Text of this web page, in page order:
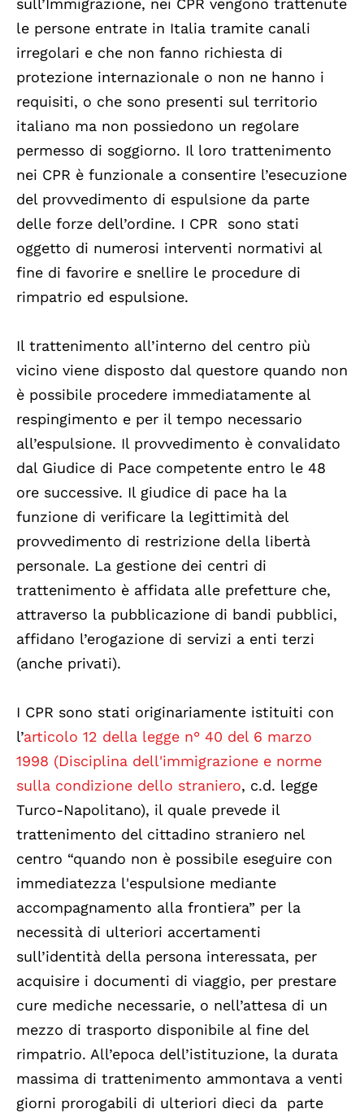
sull’Immigrazione, nei CPR vengono trattenute
le persone entrate in Italia tramite canali
irregolari e che non fanno richiesta di
protezione internazionale o non ne hanno i
requisiti, o che sono presenti sul territorio
italiano ma non possiedono un regolare
permesso di soggiorno. Il loro trattenimento
nei CPR è funzionale a consentire l’esecuzione
del provvedimento di espulsione da parte
delle forze dell’ordine. I CPR sono stati
oggetto di numerosi interventi normativi al
fine di favorire e snellire le procedure di
rimpatrio ed espulsione.
Il trattenimento all’interno del centro più
vicino viene disposto dal questore quando non
è possibile procedere immediatamente al
respingimento e per il tempo necessario
all’espulsione. Il provvedimento è convalidato
dal Giudice di Pace competente entro le 48
ore successive. Il giudice di pace ha la
funzione di verificare la legittimità del
provvedimento di restrizione della libertà
personale. La gestione dei centri di
trattenimento è affidata alle prefetture che,
attraverso la pubblicazione di bandi pubblici,
affidano l’erogazione di servizi a enti terzi
(anche privati).
I CPR sono stati originariamente istituiti con
l’articolo 12 della legge n° 40 del 6 marzo
1998 (Disciplina dell'immigrazione e norme
sulla condizione dello straniero, c.d. legge
Turco-Napolitano), il quale prevede il
trattenimento del cittadino straniero nel
centro “quando non è possibile eseguire con
immediatezza l'espulsione mediante
accompagnamento alla frontiera” per la
necessità di ulteriori accertamenti
sull’identità della persona interessata, per
acquisire i documenti di viaggio, per prestare
cure mediche necessarie, o nell’attesa di un
mezzo di trasporto disponibile al fine del
rimpatrio. All’epoca dell’istituzione, la durata
massima di trattenimento ammontava a venti
giorni prorogabili di ulteriori dieci da parte